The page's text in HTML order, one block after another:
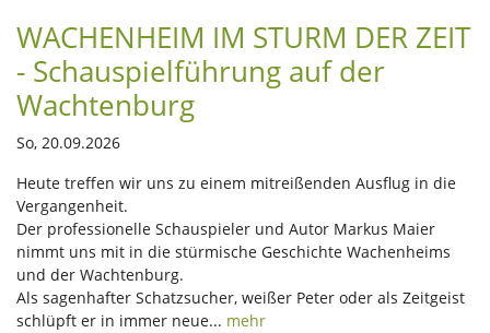
WACHENHEIM IM STURM DER ZEIT
- Schauspielführung auf der
Wachtenburg
So, 20.09.2026
Heute treffen wir uns zu einem mitreißenden Ausflug in die
Vergangenheit.
Der professionelle Schauspieler und Autor Markus Maier
nimmt uns mit in die stürmische Geschichte Wachenheims
und der Wachtenburg.
Als sagenhafter Schatzsucher, weißer Peter oder als Zeitgeist
schlüpft er in immer neue... mehr